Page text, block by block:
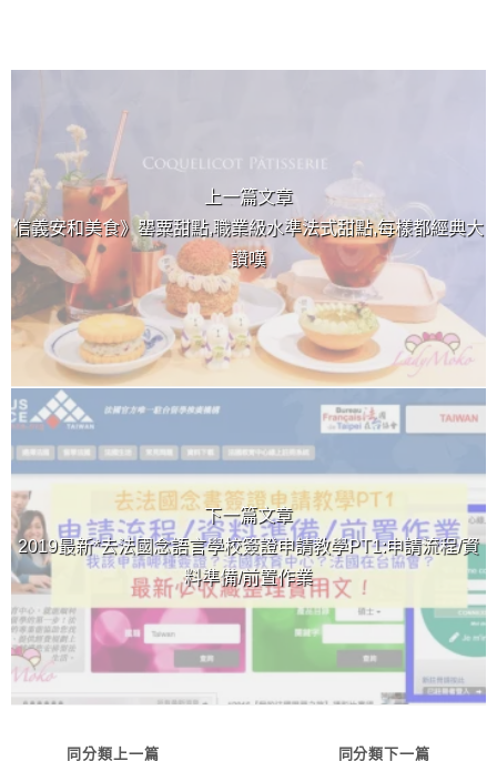
上一篇文章
信義安和美食》罌粟甜點,職業級水準法式甜點,每樣都經典大
讚嘆
下一篇文章
2019最新*去法國念語言學校簽證申請教學PT1:申請流程/資
料準備/前置作業
同分類上一篇
同分類下一篇